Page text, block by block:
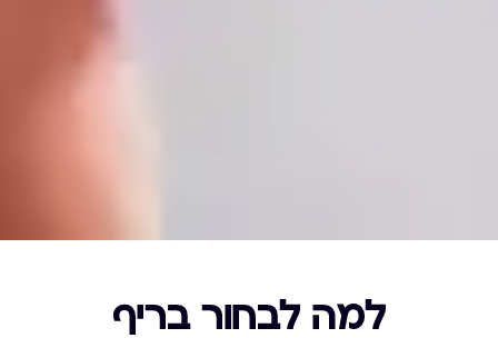
למה לבחור בריף